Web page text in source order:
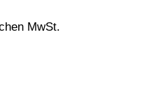
MwSt.